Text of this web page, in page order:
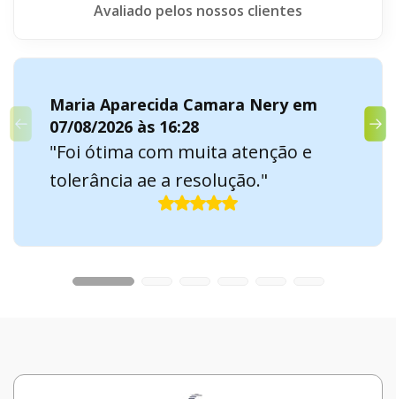
Avaliado pelos nossos clientes
Maria Aparecida Camara Nery em
07/08/2026 às 16:28
"Foi ótima com muita atenção e
tolerância ae a resolução."